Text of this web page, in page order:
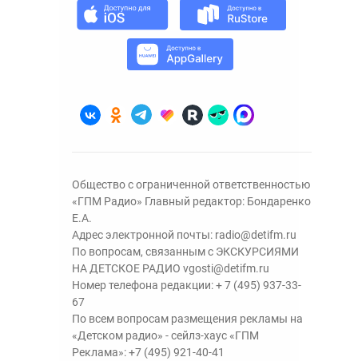
Общество с ограниченной ответственностью
«ГПМ Радио» Главный редактор: Бондаренко
Е.А.
Адрес электронной почты: radio@detifm.ru
По вопросам, связанным с ЭКСКУРСИЯМИ
НА ДЕТСКОЕ РАДИО vgosti@detifm.ru
Номер телефона редакции:+ 7 (495) 937-33-
67
По всем вопросам размещения рекламы на
«Детском радио» - сейлз-хаус «ГПМ
Реклама»:+7 (495) 921-40-41